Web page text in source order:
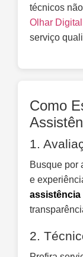
técnicos
Olhar Digital
serviço
Como
1.
Busque por
e
assistência
2.